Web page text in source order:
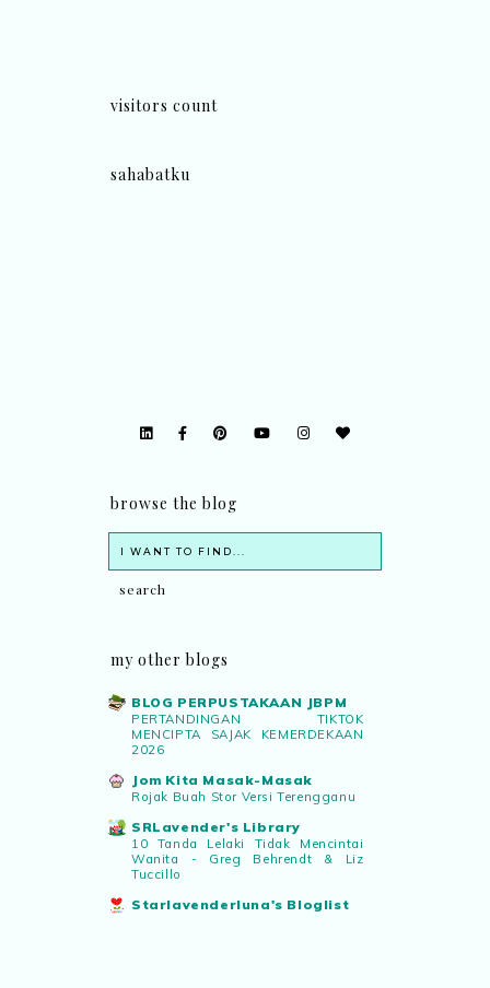
visitors count
sahabatku
browse the blog
my other blogs
BLOG PERPUSTAKAAN JBPM
PERTANDINGAN TIKTOK
MENCIPTA SAJAK KEMERDEKAAN
2026
Jom Kita Masak-Masak
Rojak Buah Stor Versi Terengganu
SRLavender's Library
10 Tanda Lelaki Tidak Mencintai
Wanita - Greg Behrendt & Liz
Tuccillo
Starlavenderluna's Bloglist